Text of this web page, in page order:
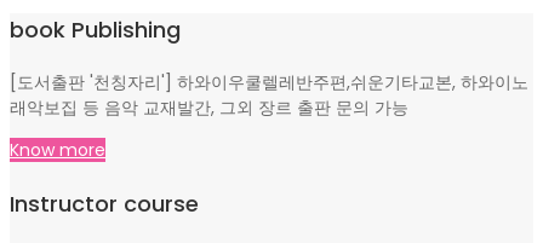
book Publishing
[도서출판 '천칭자리'] 하와이우쿨렐레반주편,쉬운기타교본, 하와이노
래악보집 등 음악 교재발간, 그외 장르 출판 문의 가능
Know more
Instructor course